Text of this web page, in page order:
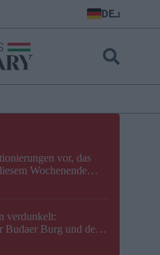
DE
vor, das
Wochenende
verdunkelt:
Budaer Burg und der